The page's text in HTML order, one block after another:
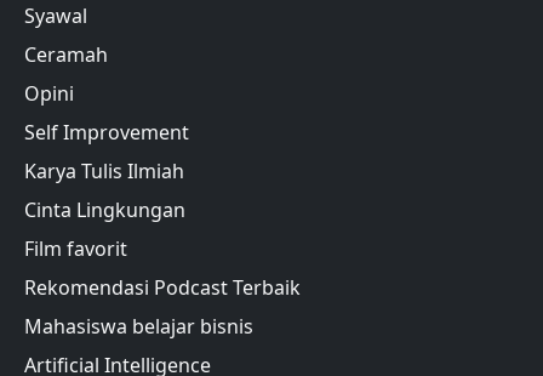
Syawal
Ceramah
Opini
Self Improvement
Karya Tulis Ilmiah
Cinta Lingkungan
Film favorit
Rekomendasi Podcast Terbaik
Mahasiswa belajar bisnis
Artificial Intelligence